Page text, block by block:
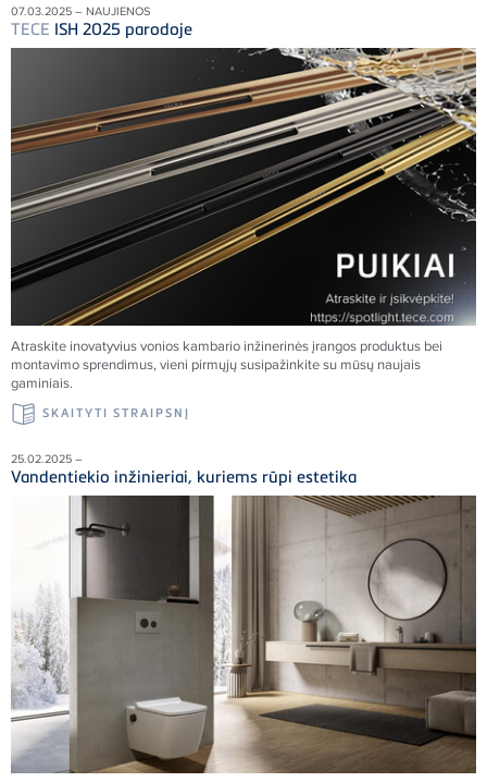
07.03.2025 – NAUJIENOS
TECE ISH 2025 parodoje
Atraskite inovatyvius vonios kambario inžinerinės įrangos produktus bei
montavimo sprendimus, vieni pirmųjų susipažinkite su mūsų naujais
gaminiais.
SKAITYTI STRAIPSNĮ
25.02.2025 –
Vandentiekio inžinieriai, kuriems rūpi estetika